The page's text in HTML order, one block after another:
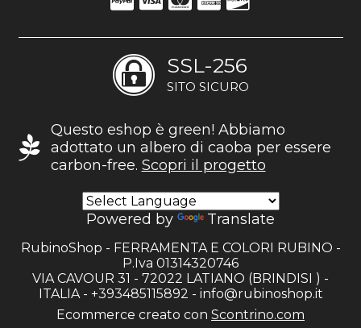
SSL-256
SITO SICURO
Questo eshop è green! Abbiamo
adottato un albero di caoba per essere
carbon-free. Scopri il progetto
Powered by Translate
RubinoShop - FERRAMENTA E COLORI RUBINO -
P.Iva 01314320746
VIA CAVOUR 31 - 72022 LATIANO (BRINDISI ) -
ITALIA - +393485115892 - info@rubinoshop.it
Ecommerce creato con Scontrino.com